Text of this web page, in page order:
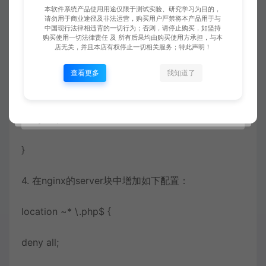
location / {
}
4. 在nginx的server块中增加如下配置：
location ~* \.php$ {
deny all;
本软件系统产品使用用途仅限于测试实验、研究学习为目的，
请勿用于商业途径及非法运营，购买用户严禁将本产品用于与
中国现行法律相违背的一切行为；否则，请停止购买，如坚持
购买使用一切法律责任 及 所有后果均由购买使用方承担，与本
店无关，并且本店有权停止一切相关服务；特此声明！
查看更多 我知道了